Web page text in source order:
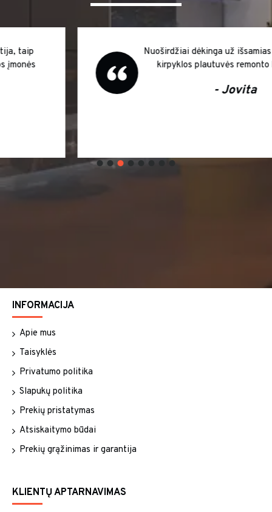
Nuoširdžiai dėkinga už išsamias konsultacijas
kirpyklos plautuvės remonto klausimais
INFORMACIJA
Apie mus
Taisyklės
Privatumo politika
Slapukų politika
Prekių pristatymas
Atsiskaitymo būdai
Prekių grąžinimas ir garantija
KLIENTŲ APTARNAVIMAS